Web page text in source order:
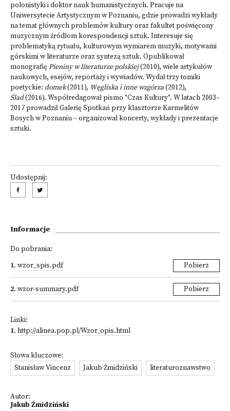
polonistyki i doktor nauk humanistycznych. Pracuje na
Uniwersytecie Artystycznym w Poznaniu, gdzie prowadzi wykłady
na temat głównych problemów kultury oraz fakultet poświęcony
muzycznym źródłom korespondencji sztuk. Interesuje się
problematyką rytuału, kulturowym wymiarem muzyki, motywami
górskimi w literaturze oraz syntezą sztuk. Opublikował
monografięPieniny w literaturze polskiej(2010), wiele artykułów
naukowych, esejów, reportaży i wywiadów. Wydał trzy tomiki
poetyckie: domek(2011), Węgliska i inne wzgórza(2012),
Ślad(2016). Współredagował pismo "Czas Kultury". W latach 2003–
2017 prowadził Galerię Spotkań przy klasztorze Karmelitów
Bosych w Poznaniu – organizował koncerty, wykłady i prezentacje
sztuki.
Udostępnij:
Informacje
Do pobrania:
1. wzor_spis.pdf Pobierz
2. wzor-summary.pdf Pobierz
Linki:
1. http://alinea.pop.pl/Wzor_opis.html
Słowa kluczowe:
Stanisław Vincenz
Jakub Żmidziński literaturoznawstwo
Autor:
Jakub Żmidziński